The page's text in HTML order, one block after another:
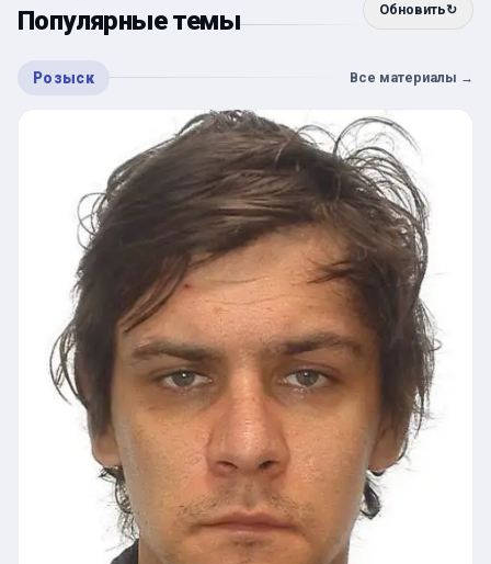
Популярные темы Обновить↻
Розыск Все материалы →